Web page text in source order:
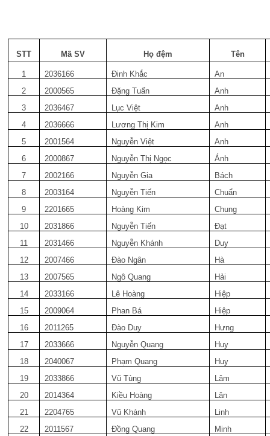
STT Mã SV Họ đệm Tên
1 2036166 Đinh Khắc
An
2
2000565 Đặng Tuấn
Anh
3
2036467 Lục Việt
Anh
4
2036666 Lương Thị Kim
Anh
5
2001564 Nguyễn Việt
Anh
6
2000867 Nguyễn Thị Ngọc
Ánh
7
2002166 Nguyễn Gia
Bách
8
2003164 Nguyễn Tiến
Chuẩn
9
2201665 Hoàng Kim
Chung
10
2031866 Nguyễn Tiến
Đạt
11
2031466 Nguyễn Khánh
Duy
12
2007466 Đào Ngân
Hà
13
2007565 Ngô Quang
Hải
14
2033166 Lê Hoàng
Hiệp
15
2009064 Phan Bá
Hiệp
16
2011265 Đào Duy
Hưng
17
2033666 Nguyễn Quang
Huy
18
2040067 Phạm Quang
Huy
19
2033866 Vũ Tùng
Lâm
20
2014364 Kiều Hoàng
Lân
21
2204765 Vũ Khánh
Linh
22
2011567 Đồng Quang Minh